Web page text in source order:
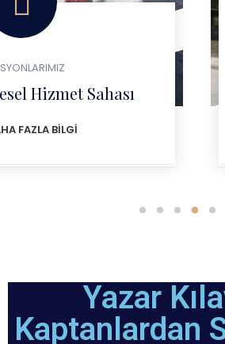
İSTASYONLARIMIZ
YARIMCA KAPTAN
KIRİBRAHİM
Yazar
Kaptanlardan